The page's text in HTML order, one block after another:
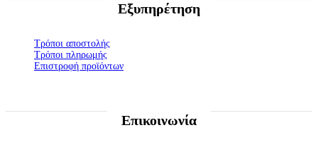
Εξυπηρέτηση
Τρόποι αποστολής
Τρόποι πληρωμής
Επιστροφή προϊόντων
Επικοινωνία